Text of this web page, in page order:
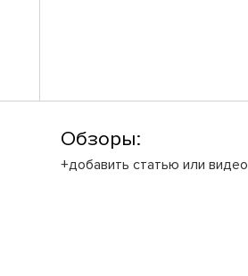
Обзоры:
+добавить статью или видео